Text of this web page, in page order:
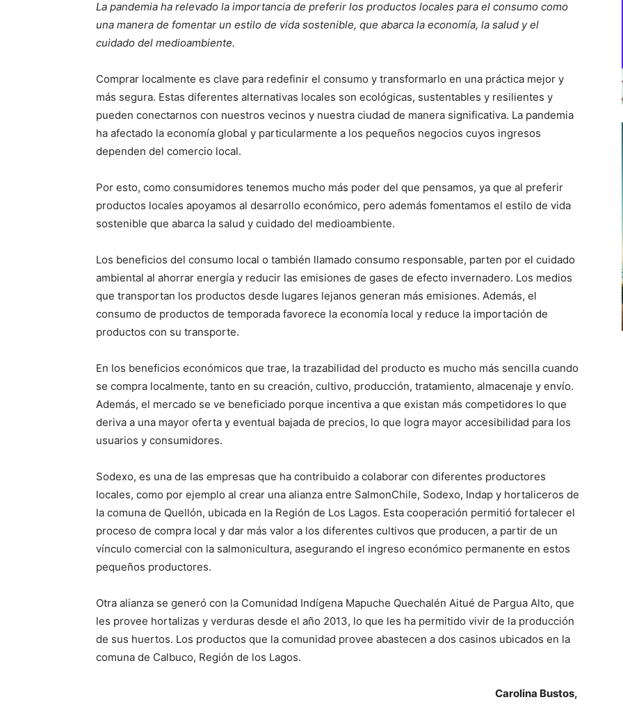
La pandemia ha relevado la importancia de preferir los productos locales para el consumo como
una manera de fomentar un estilo de vida sostenible, que abarca la economía, la salud y el
cuidado del medioambiente.
Comprar localmente es clave para redefinir el consumo y transformarlo en una práctica mejor y
más segura. Estas diferentes alternativas locales son ecológicas, sustentables y resilientes y
pueden conectarnos con nuestros vecinos y nuestra ciudad de manera significativa. La pandemia
ha afectado la economía global y particularmente a los pequeños negocios cuyos ingresos
dependen del comercio local.
Por esto, como consumidores tenemos mucho más poder del que pensamos, ya que al preferir
productos locales apoyamos al desarrollo económico, pero además fomentamos el estilo de vida
sostenible que abarca la salud y cuidado del medioambiente.
Los beneficios del consumo local o también llamado consumo responsable, parten por el cuidado
ambiental al ahorrar energía y reducir las emisiones de gases de efecto invernadero. Los medios
que transportan los productos desde lugares lejanos generan más emisiones. Además, el
consumo de productos de temporada favorece la economía local y reduce la importación de
productos con su transporte.
En los beneficios económicos que trae, la trazabilidad del producto es mucho más sencilla cuando
se compra localmente, tanto en su creación, cultivo, producción, tratamiento, almacenaje y envío.
Además, el mercado se ve beneficiado porque incentiva a que existan más competidores lo que
deriva a una mayor oferta y eventual bajada de precios, lo que logra mayor accesibilidad para los
usuarios y consumidores.
Sodexo, es una de las empresas que ha contribuido a colaborar con diferentes productores
locales, como por ejemplo al crear una alianza entre SalmonChile, Sodexo, Indap y hortaliceros de
la comuna de Quellón, ubicada en la Región de Los Lagos. Esta cooperación permitió fortalecer el
proceso de compra local y dar más valor a los diferentes cultivos que producen, a partir de un
vínculo comercial con la salmonicultura, asegurando el ingreso económico permanente en estos
pequeños productores.
Otra alianza se generó con la Comunidad Indígena Mapuche Quechalén Aitué de Pargua Alto, que
les provee hortalizas y verduras desde el año 2013, lo que les ha permitido vivir de la producción
de sus huertos. Los productos que la comunidad provee abastecen a dos casinos ubicados en la
comuna de Calbuco, Región de los Lagos.
Carolina Bustos,